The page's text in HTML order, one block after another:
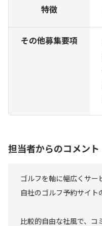
特徴
その他募集要項
担当者からのコメント
ゴルフを軸に幅広くサー
自社のゴルフ予約サイト
比較的自由な社風で、